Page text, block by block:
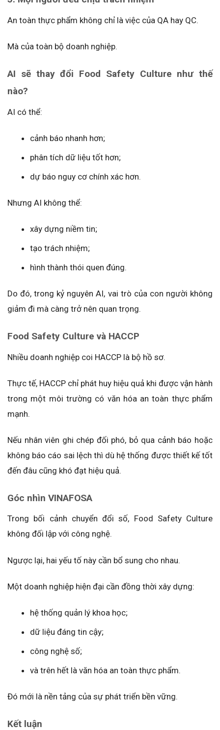
An toàn thực phẩm không chỉ là việc của QA hay QC.
Mà của toàn bộ doanh nghiệp.
AI sẽ thay đổi Food Safety Culture như thế
nào?
AI có thể:
cảnh báo nhanh hơn;
phân tích dữ liệu tốt hơn;
dự báo nguy cơ chính xác hơn.
Nhưng AI không thể:
xây dựng niềm tin;
tạo trách nhiệm;
hình thành thói quen đúng.
Do đó, trong kỷ nguyên AI, vai trò của con người không
giảm đi mà càng trở nên quan trọng.
Food Safety Culture và HACCP
Nhiều doanh nghiệp coi HACCP là bộ hồ sơ.
Thực tế, HACCP chỉ phát huy hiệu quả khi được vận hành
trong một môi trường có văn hóa an toàn thực phẩm
mạnh.
Nếu nhân viên ghi chép đối phó, bỏ qua cảnh báo hoặc
không báo cáo sai lệch thì dù hệ thống được thiết kế tốt
đến đâu cũng khó đạt hiệu quả.
Góc nhìn VINAFOSA
Trong bối cảnh chuyển đổi số, Food Safety Culture
không đối lập với công nghệ.
Ngược lại, hai yếu tố này cần bổ sung cho nhau.
Một doanh nghiệp hiện đại cần đồng thời xây dựng:
hệ thống quản lý khoa học;
dữ liệu đáng tin cậy;
công nghệ số;
và trên hết là văn hóa an toàn thực phẩm.
Đó mới là nền tảng của sự phát triển bền vững.
Kết luận